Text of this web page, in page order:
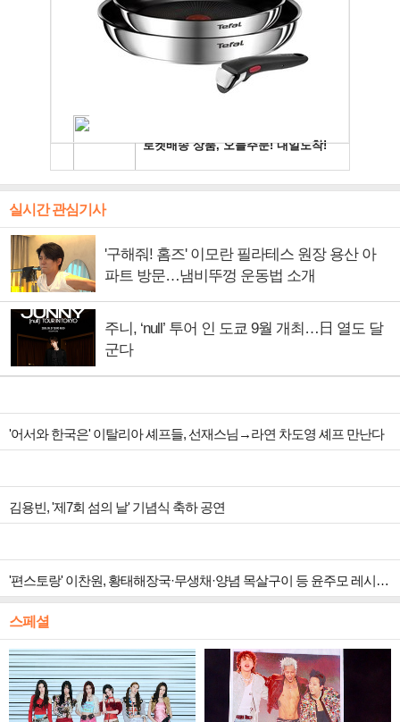
실시간 관심기사
'구해줘! 홈즈' 이모란 필라테스 원장 용산 아
파트 방문…냄비뚜껑 운동법 소개
주니, ‘null’ 투어 인 도쿄 9월 개최…日 열도 달
군다
'어서와 한국은' 이탈리아 셰프들, 선재스님→라연 차도영 셰프 만난다
김용빈, '제7회 섬의 날' 기념식 축하 공연
'편스토랑' 이찬원, 황태해장국·무생채·양념 목살구이 등 윤주모 레시피 섭렵
스페셜